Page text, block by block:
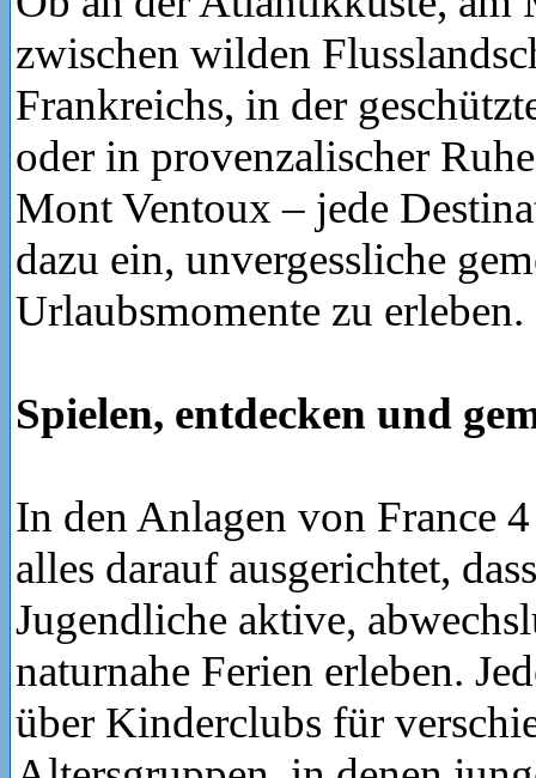
zwischen wilden
Frankreichs, in der
oder in provenzalischer
Mont Ventoux – jede
dazu ein, unvergessliche
Urlaubsmomente zu erleben.
Spielen, entdecken und
In den Anlagen von France
alles darauf ausgerichtet,
Jugendliche aktive,
naturnahe Ferien erleben.
über Kinderclubs für